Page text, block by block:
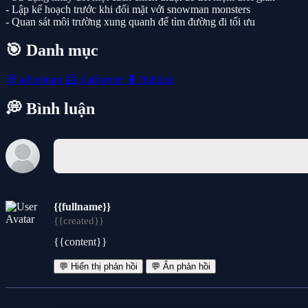
- Lập kế hoạch trước khi đối mặt với snowman monsters
- Quan sát môi trường xung quanh để tìm đường đi tối ưu
🎯 Danh mục
🧭 adventure 🦸 platformer 🥊 fighting
💭 Bình luận
{{fullname}}
{{created}}
{{content}}
💬 Hiển thị phản hồi 💬 Ẩn phản hồi